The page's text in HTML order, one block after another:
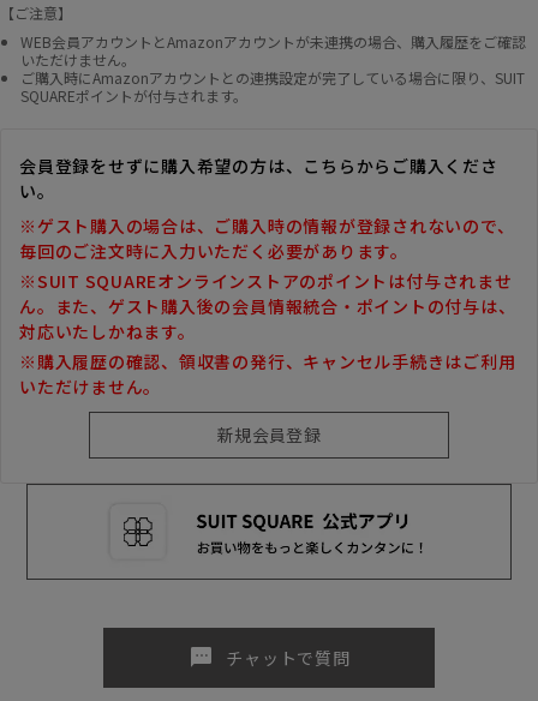
【ご注意】
WEB会員アカウントとAmazonアカウントが未連携の場合、購入履歴をご確認
いただけません。
ご購入時にAmazonアカウントとの連携設定が完了している場合に限り、SUIT
SQUAREポイントが付与されます。
会員登録をせずに購入希望の方は、こちらからご購入くださ
い。
※ゲスト購入の場合は、ご購入時の情報が登録されないので、
毎回のご注文時に入力いただく必要があります。
※SUIT SQUAREオンラインストアのポイントは付与されませ
ん。また、ゲスト購入後の会員情報統合・ポイントの付与は、
対応いたしかねます。
※購入履歴の確認、領収書の発行、キャンセル手続きはご利用
いただけません。
sms チャットで質問